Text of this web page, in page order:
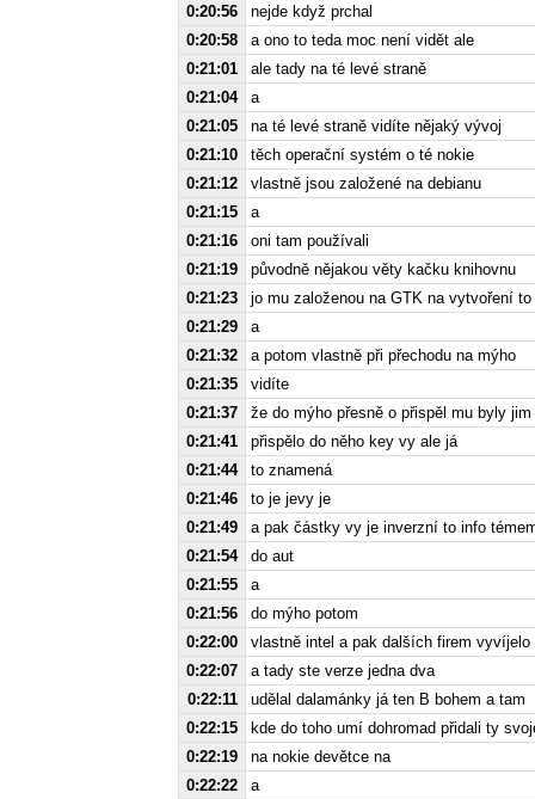
0:20:56
nejde když prchal
0:20:58
a ono to teda moc není vidět ale
0:21:01
ale tady na té levé straně
0:21:04
a
0:21:05
na té levé straně vidíte nějaký vývoj
0:21:10
těch operační systém o té nokie
0:21:12
vlastně jsou založené na debianu
0:21:15
a
0:21:16
oni tam používali
0:21:19
původně nějakou věty kačku knihovnu
0:21:23
jo mu založenou na GTK na vytvoření
0:21:29
a
0:21:32
a potom vlastně při přechodu na mýho
0:21:35
vidíte
0:21:37
že do mýho přesně o přispěl mu byly jim
0:21:41
přispělo do něho key vy ale já
0:21:44
to znamená
0:21:46
to je jevy je
0:21:49
a pak částky vy je inverzní to info
0:21:54
do aut
0:21:55
a
0:21:56
do mýho potom
0:22:00
vlastně intel a pak dalších firem
0:22:07
a tady ste verze jedna dva
0:22:11
udělal dalamánky já ten B bohem a tam
0:22:15
kde do toho umí dohromad přidali ty
0:22:19
na nokie devětce na
0:22:22
a